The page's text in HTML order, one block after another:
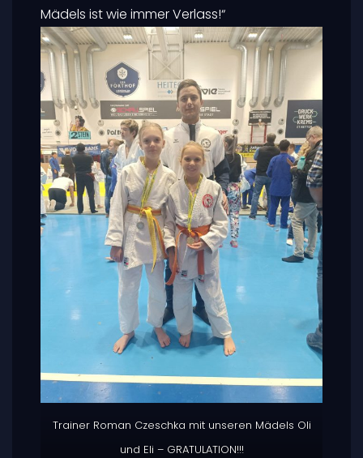
Mädels ist wie immer Verlass!“
Trainer Roman Czeschka mit unseren Mädels Oli
und Eli – GRATULATION!!!